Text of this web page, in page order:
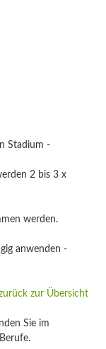
Stadium -
2 bis 3 x
werden.
anwenden -
zur Übersicht
Sie im